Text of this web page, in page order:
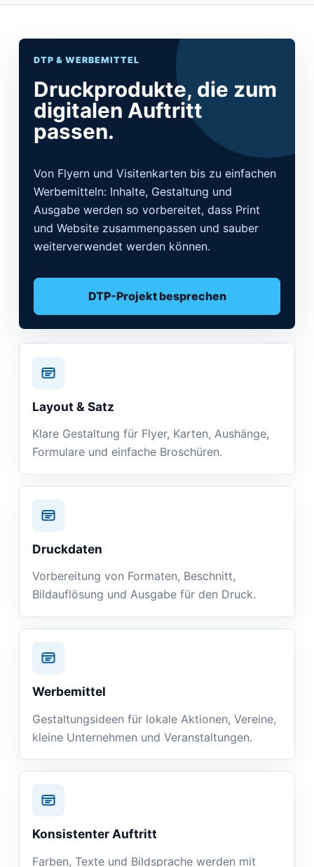
DTP & WERBEMITTEL
Druckprodukte, die zum
digitalen Auftritt
passen.
Von Flyern und Visitenkarten bis zu einfachen
Werbemitteln: Inhalte, Gestaltung und
Ausgabe werden so vorbereitet, dass Print
und Website zusammenpassen und sauber
weiterverwendet werden können.
DTP-Projekt besprechen
Layout & Satz
Klare Gestaltung für Flyer, Karten, Aushänge,
Formulare und einfache Broschüren.
Druckdaten
Vorbereitung von Formaten, Beschnitt,
Bildauflösung und Ausgabe für den Druck.
Werbemittel
Gestaltungsideen für lokale Aktionen, Vereine,
kleine Unternehmen und Veranstaltungen.
Konsistenter Auftritt
Farben, Texte und Bildsprache werden mit